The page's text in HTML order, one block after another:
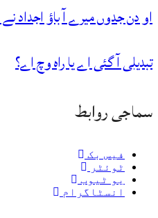
او دن جدوں میرے آ باؤ اجداد نے
تبدیلی آ گئی اے یا راہ وچ اے؟
سماجی روابط
فیس بک
ٹوئٹر
یو ٹیوب
انسٹاگرام